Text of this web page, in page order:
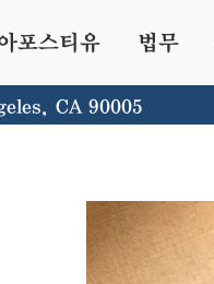
포스티유 법무
CA 90005